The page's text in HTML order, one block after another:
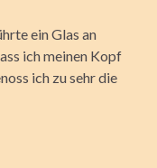
ein Glas an
ich meinen Kopf
ich zu sehr die